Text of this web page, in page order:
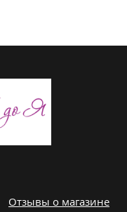
Отзывы о магазине